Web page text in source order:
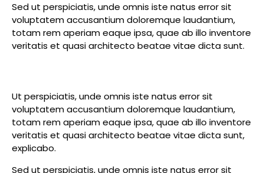
Sed ut perspiciatis, unde omnis iste natus error sit
voluptatem accusantium doloremque laudantium,
totam rem aperiam eaque ipsa, quae ab illo inventore
veritatis et quasi architecto beatae vitae dicta sunt.
Ut perspiciatis, unde omnis iste natus error sit
voluptatem accusantium doloremque laudantium,
totam rem aperiam eaque ipsa, quae ab illo inventore
veritatis et quasi architecto beatae vitae dicta sunt,
explicabo.
Sed ut perspiciatis, unde omnis iste natus error sit